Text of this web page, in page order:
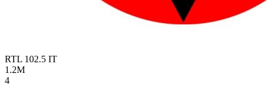
RTL 102.5 IT
1.2M
4